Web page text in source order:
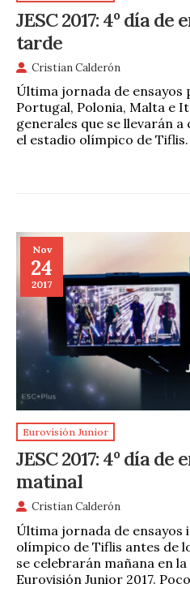
JESC 2017: 4º día
tarde
Cristian Calderón
Última jornada de ensayos
Portugal, Polonia, Malta e
generales que se llevarán a
el estadio olímpico de
Nov
24
2017
Eurovisión Junior
JESC 2017: 4º día
matinal
Cristian Calderón
Última jornada de ensayos
olímpico de Tiflis antes de
se celebrarán mañana en
Eurovisión Junior 2017.